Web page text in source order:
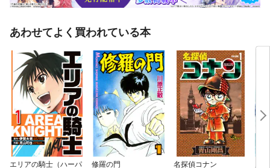
あわせてよく買われている本
エリアの騎士（ハーパ
修羅の門 名探偵コナン